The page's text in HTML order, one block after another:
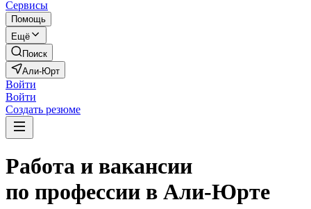
Сервисы
Помощь
Ещё
Поиск
Али-Юрт
Войти
Войти
Создать резюме
Работа и вакансии
по профессии в Али-Юрте